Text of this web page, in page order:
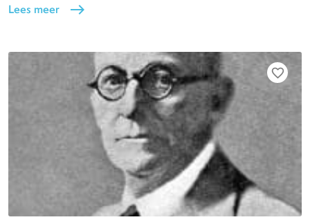
Lees meer east
favorite_border